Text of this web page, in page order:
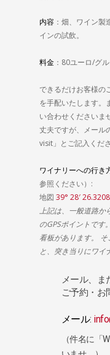
内容 ：畑、ワイン
インの試飲。
料金 ：80ユーロ/グ
できるだけお客様の
を手配いたします。
い合わせくださいま
丈夫ですが、メール
visit」とご記入くださ
ワイナリーへの行き
参照ください）:
地図39° 28′
上記は、一般道路か
のGPSポイントです
看板があります。
と、突き当りにワイ
メール、ま
ご予約・お
メール:
（件名に「